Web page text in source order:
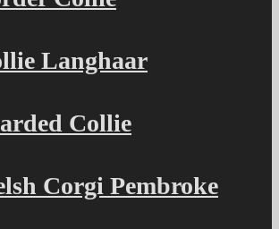
Langhaar
Collie
Corgi Pembroke